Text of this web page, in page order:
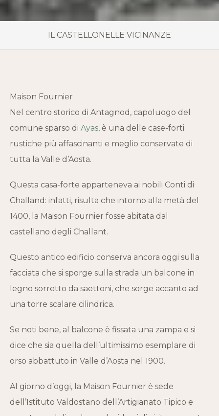
IL CASTELLONELLE VICINANZE
Maison Fournier
Nel centro storico di Antagnod, capoluogo del
comune sparso di Ayas, è una delle case-forti
rustiche più affascinanti e meglio conservate di
tutta la Valle d’Aosta.
Questa casa-forte apparteneva ai nobili Conti di
Challand: infatti, risulta che intorno alla metà del
1400, la Maison Fournier fosse abitata dal
castellano degli Challant.
Questo antico edificio conserva ancora oggi sulla
facciata che si sporge sulla strada un balcone in
legno sorretto da saettoni, che sorge accanto ad
una torre scalare cilindrica.
Se noti bene, al balcone è fissata una zampa e si
dice che sia quella dell’ultimissimo esemplare di
orso abbattuto in Valle d’Aosta nel 1900.
Al giorno d’oggi, la Maison Fournier è sede
dell’Istituto Valdostano dell’Artigianato Tipico e